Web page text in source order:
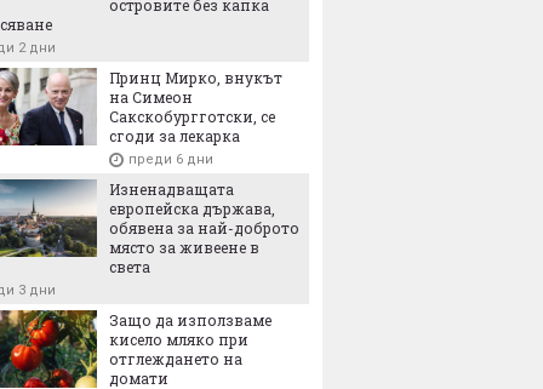
островите без капка
2 дни
Принц Мирко, внукът
на Симеон
Сакскобургготски, се
сгоди за лекарка
преди 6 дни
Изненадващата
европейска държава,
обявена за най-доброто
място за живеене в
света
3 дни
Защо да използваме
кисело мляко при
отглеждането на
домати